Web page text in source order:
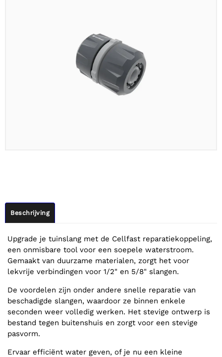
Beschrijving
Upgrade je tuinslang met de Cellfast reparatiekoppeling,
een onmisbare tool voor een soepele waterstroom.
Gemaakt van duurzame materialen, zorgt het voor
lekvrije verbindingen voor 1/2" en 5/8" slangen.
De voordelen zijn onder andere snelle reparatie van
beschadigde slangen, waardoor ze binnen enkele
seconden weer volledig werken. Het stevige ontwerp is
bestand tegen buitenshuis en zorgt voor een stevige
pasvorm.
Ervaar efficiënt water geven, of je nu een kleine